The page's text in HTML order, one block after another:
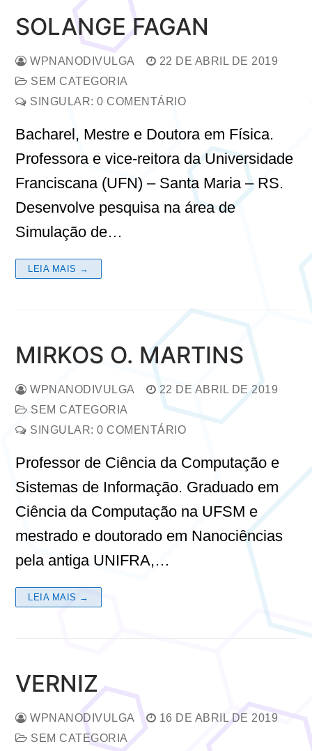
SOLANGE FAGAN
WPNANODIVULGA
22 DE ABRIL DE 2019
SEM CATEGORIA
SINGULAR: 0 COMENTÁRIO
Bacharel, Mestre e Doutora em Física.
Professora e vice-reitora da Universidade
Franciscana (UFN) – Santa Maria – RS.
Desenvolve pesquisa na área de
Simulação de…
LEIA MAIS →
MIRKOS O. MARTINS
WPNANODIVULGA
22 DE ABRIL DE 2019
SEM CATEGORIA
SINGULAR: 0 COMENTÁRIO
Professor de Ciência da Computação e
Sistemas de Informação. Graduado em
Ciência da Computação na UFSM e
mestrado e doutorado em Nanociências
pela antiga UNIFRA,…
LEIA MAIS →
VERNIZ
WPNANODIVULGA
16 DE ABRIL DE 2019
SEM CATEGORIA